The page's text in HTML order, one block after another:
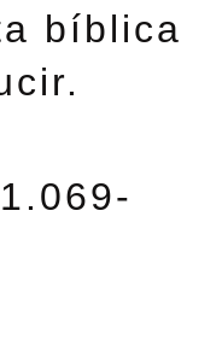
bíblica